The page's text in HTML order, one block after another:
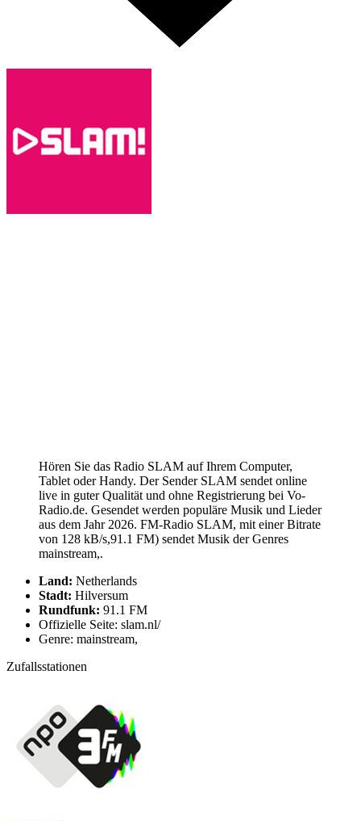
Hören Sie das Radio SLAM auf Ihrem Computer,
Tablet oder Handy. Der Sender SLAM sendet online
live in guter Qualität und ohne Registrierung bei Vo-
Radio.de. Gesendet werden populäre Musik und Lieder
aus dem Jahr 2026. FM-Radio SLAM, mit einer Bitrate
von 128 kB/s,91.1 FM) sendet Musik der Genres
mainstream,.
Land: Netherlands
Stadt: Hilversum
Rundfunk: 91.1 FM
Offizielle Seite: slam.nl/
Genre: mainstream,
Zufallsstationen